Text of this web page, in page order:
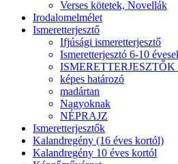
Verses kötetek, Novellák
Irodalomelmélet
Ismeretterjesztő
Ifjúsági ismeretterjesztő
Ismeretterjesztó 6-10
ISMERETTERJESZTŐK
képes határozó
madártan
Nagyoknak
NÉPRAJZ
Ismeretterjesztők
Kalandregény (16 éves kortól)
Kalandregény 10 éves kortól